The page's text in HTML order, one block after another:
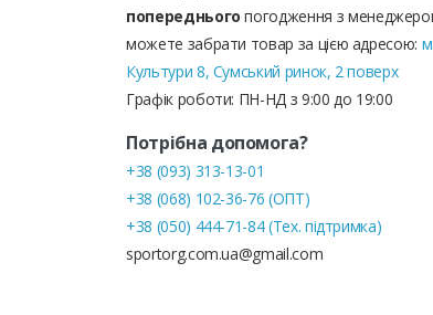
попереднього погодження з
можете забрати товар за цією адресою:
Культури 8, Сумський ринок, 2 поверх
Графік роботи: ПН-НД з 9:00 до 19:00
Потрібна допомога?
+38 (093) 313-13-01
+38 (068) 102-36-76 (ОПТ)
+38 (050) 444-71-84 (Тех. підтримка)
sportorg.com.ua@gmail.com